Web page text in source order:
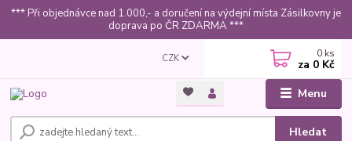
*** Při objednávce nad 1.000,- a doručení na výdejní místa Zásilkovny je
doprava po ČR ZDARMA ***
Menu
CZK
Hledat
0 ks
za 0 Kč